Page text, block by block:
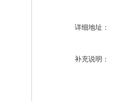
详细地址：
补充说明：